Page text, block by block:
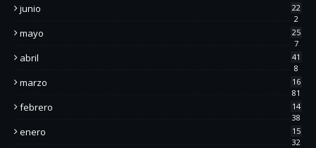
junio
22
2
mayo
25
7
abril
41
8
marzo
16
81
febrero
14
38
enero
15
32